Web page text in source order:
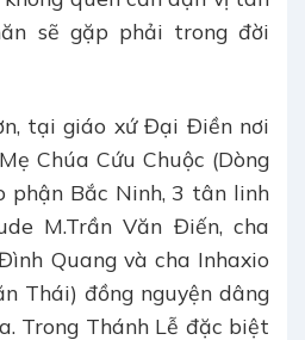
sẽ gặp phải trong đời
tại giáo xứ Đại Điền nơi
Chúa Cứu Chuộc (Dòng
phận Bắc Ninh, 3 tân linh
M.Trần Văn Điến, cha
Quang và cha Inhaxio
Thái) đồng nguyện dâng
Trong Thánh Lễ đặc biệt